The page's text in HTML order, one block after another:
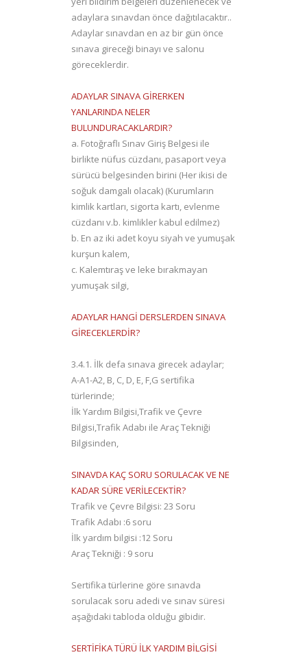
adaylara sınavdan önce dağıtılacaktır..
Adaylar sınavdan en az bir gün önce
sınava gireceği binayı ve salonu
göreceklerdir.
ADAYLAR SINAVA GİRERKEN
YANLARINDA NELER
BULUNDURACAKLARDIR?
a. Fotoğraflı Sınav Giriş Belgesi ile
birlikte nüfus cüzdanı, pasaport veya
sürücü belgesinden birini (Her ikisi de
soğuk damgalı olacak) (Kurumların
kimlik kartları, sigorta kartı, evlenme
cüzdanı v.b. kimlikler kabul edilmez)
b. En az iki adet koyu siyah ve yumuşak
kurşun kalem,
c. Kalemtıraş ve leke bırakmayan
yumuşak silgi,
ADAYLAR HANGİ DERSLERDEN SINAVA
GİRECEKLERDİR?
3.4.1. İlk defa sınava girecek adaylar;
A-A1-A2, B, C, D, E, F,G sertifika
türlerinde;
İlk Yardım Bilgisi,Trafik ve Çevre
Bilgisi,Trafik Adabı ile Araç Tekniği
Bilgisinden,
SINAVDA KAÇ SORU SORULACAK VE NE
KADAR SÜRE VERİLECEKTİR?
Trafik ve Çevre Bilgisi: 23 Soru
Trafik Adabı :6 soru
İlk yardım bilgisi :12 Soru
Araç Tekniği : 9 soru
Sertifika türlerine göre sınavda
sorulacak soru adedi ve sınav süresi
aşağıdaki tabloda olduğu gibidir.
SERTİFİKA TÜRÜ İLK YARDIM BİLGİSİ